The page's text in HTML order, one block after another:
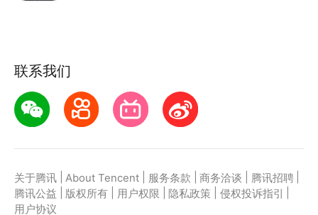
联系我们
关于腾讯 About Tencent 服务条款 商务洽谈 腾讯招聘
腾讯公益
版权所有 用户权限 隐私政策 侵权投诉指引
用户协议